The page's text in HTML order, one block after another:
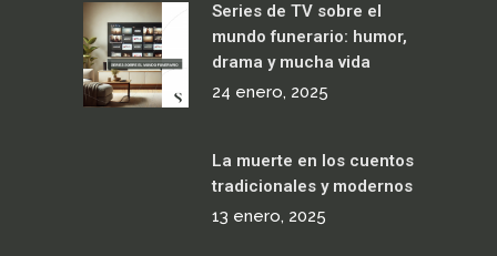
Series de TV sobre el
mundo funerario: humor,
drama y mucha vida
24 enero, 2025
La muerte en los cuentos
tradicionales y modernos
13 enero, 2025